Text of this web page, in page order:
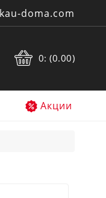
doma.com
0: (0.00)
Акции